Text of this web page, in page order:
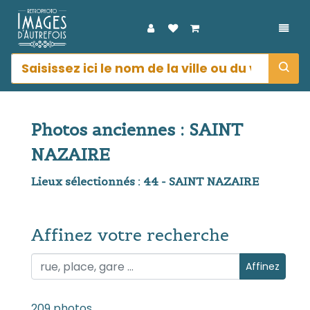
Photos anciennes : SAINT
NAZAIRE
Lieux sélectionnés : 44 - SAINT NAZAIRE
Affinez votre recherche
Affinez votre recherche Affinez